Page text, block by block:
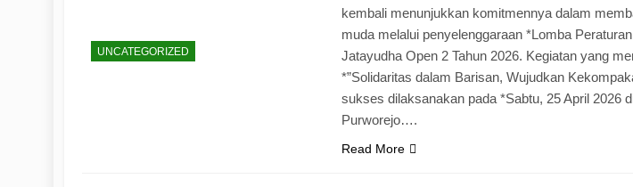
UNCATEGORIZED
kembali menunjukkan komitmennya dalam
muda melalui penyelenggaraan *Lomba
Jatayudha Open 2 Tahun 2026. Kegiatan yang
*”Solidaritas dalam Barisan, Wujudkan
sukses dilaksanakan pada *Sabtu, 25 April 2026
Purworejo….
Read More